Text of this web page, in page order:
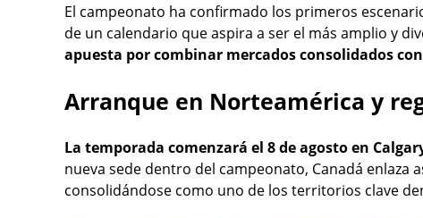
El campeonato ha confirmado los primeros
de un calendario que aspira a ser el más amplio y
apuesta por combinar mercados consolidados
Arranque en Norteamérica y
La temporada comenzará el 8 de agosto en
nueva sede dentro del campeonato, Canadá enlaza
consolidándose como uno de los territorios clave